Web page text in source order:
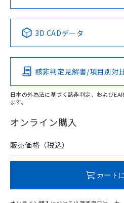
以上、n: 90mm以上
Pb Hg
O
在庫等で未対応品が混在する可
問い合わせください。
No No
この製品の
その他の認証はこちら
3D CADデータ
該非判定見解書/項目別対
日本の外為法に基づく該非判定、および
ます。
オンライン購入
販売価格（税込）
カート